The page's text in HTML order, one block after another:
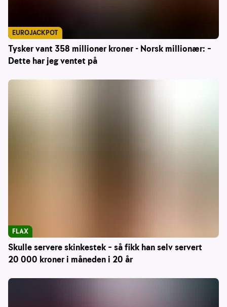
Tysker vant 358 millioner kroner - Norsk millionær: –
Dette har jeg ventet på
EUROJACKPOT
Skulle servere skinkestek – så fikk han selv servert
20 000 kroner i måneden i 20 år
FLAX